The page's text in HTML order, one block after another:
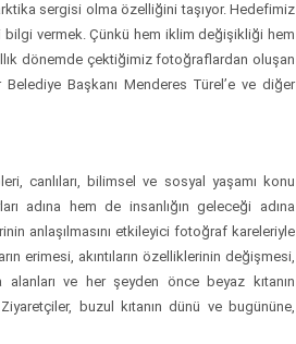
sergisi olma özelliğini taşıyor. Hedefimiz
vermek. Çünkü hem iklim değişikliği hem
dönemde çektiğimiz fotoğraflardan oluşan
Başkanı Menderes Türel’e ve diğer
canlıları, bilimsel ve sosyal yaşamı konu
adına hem de insanlığın geleceği adına
anlaşılmasını etkileyici fotoğraf kareleriyle
erimesi, akıntıların özelliklerinin değişmesi,
alanları ve her şeyden önce beyaz kıtanın
buzul kıtanın dünü ve bugününe,